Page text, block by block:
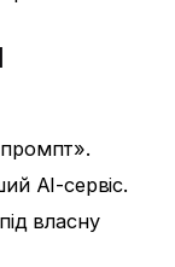
AI-сервіс.
власну